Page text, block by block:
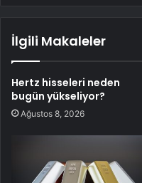
İlgili Makaleler
Hertz hisseleri neden
bugün yükseliyor?
Ağustos 8, 2026